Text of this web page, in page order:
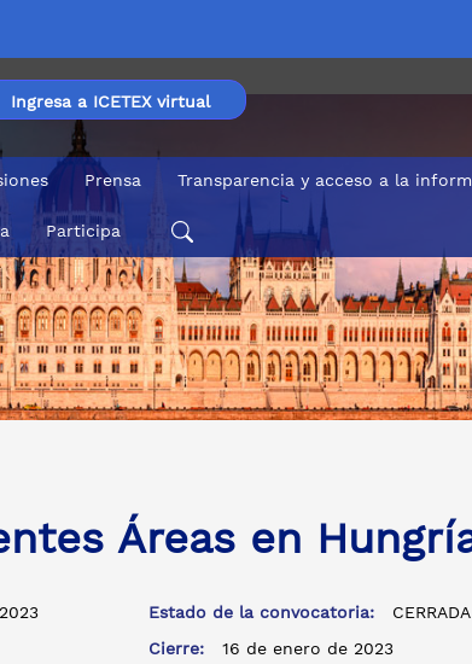
Ingresa a ICETEX virtual
Prensa Transparencia y acceso a la
Participa
Áreas en
Estado de la convocatoria:
CERRADA
Cierre:
16 de enero de 2023